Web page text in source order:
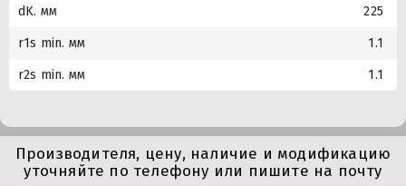
dK. мм 225
r1s min. мм 1.1
r2s min. мм 1.1
Производителя, цену, наличие и модификацию
уточняйте по телефону или пишите на почту